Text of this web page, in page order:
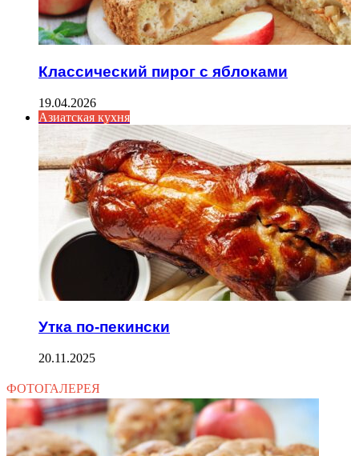
Классический пирог с яблоками
19.04.2026
Азиатская кухня
Утка по-пекински
20.11.2025
ФОТОГАЛЕРЕЯ